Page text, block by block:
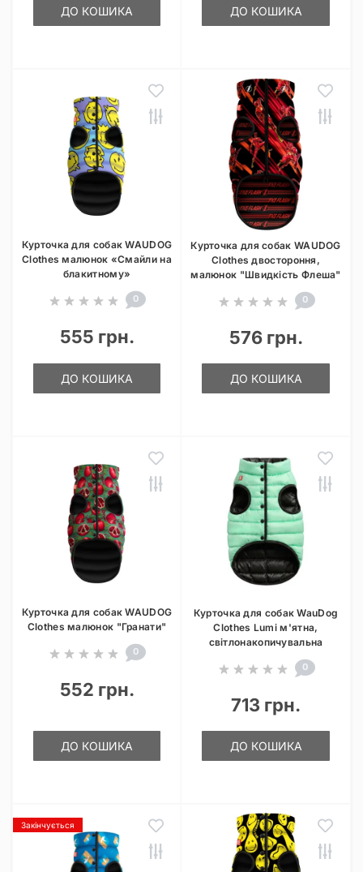
ДО КОШИКА ДО КОШИКА
Курточка для собак WAUDOG
Clothes малюнок «Смайли на
блакитному»
0
555 грн.
ДО КОШИКА
Курточка для собак WAUDOG
Clothes двостороння,
малюнок "Швидкість Флеша"
0
576 грн.
ДО КОШИКА
Курточка для собак WAUDOG
Clothes малюнок "Гранати"
0
552 грн.
ДО КОШИКА
Курточка для собак WauDog
Clothes Lumi м'ятна,
світлонакопичувальна
0
713 грн.
ДО КОШИКА
Закінчується